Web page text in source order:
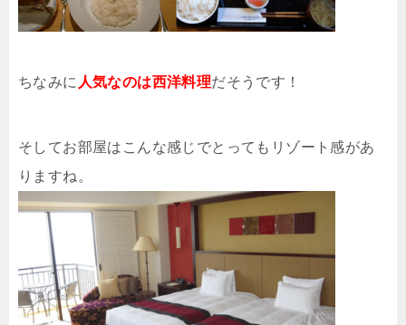
ちなみに 人気なのは西洋料理だそうです！
そしてお部屋はこんな感じでとってもリゾート感があ
りますね。